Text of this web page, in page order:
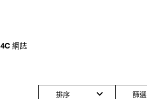
4C 網誌
排序 篩選